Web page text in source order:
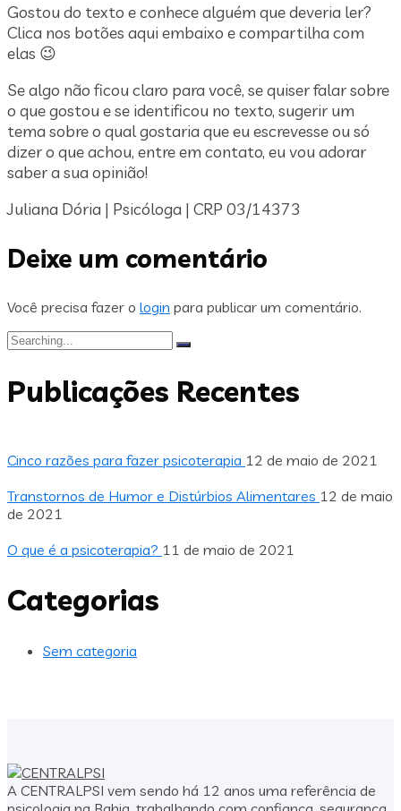
Gostou do texto e conhece alguém que deveria ler?
Clica nos botões aqui embaixo e compartilha com
elas 😉
Se algo não ficou claro para você, se quiser falar sobre
o que gostou e se identificou no texto, sugerir um
tema sobre o qual gostaria que eu escrevesse ou só
dizer o que achou, entre em contato, eu vou adorar
saber a sua opinião!
Juliana Dória | Psicóloga | CRP 03/14373
Deixe um comentário
Você precisa fazer o login para publicar um comentário.
Search
for:
Publicações Recentes
Cinco razões para fazer psicoterapia 12 de maio de 2021
Transtornos de Humor e Distúrbios Alimentares 12 de maio
de 2021
O que é a psicoterapia? 11 de maio de 2021
Categorias
Sem categoria
A CENTRALPSI vem sendo há 12 anos uma referência de